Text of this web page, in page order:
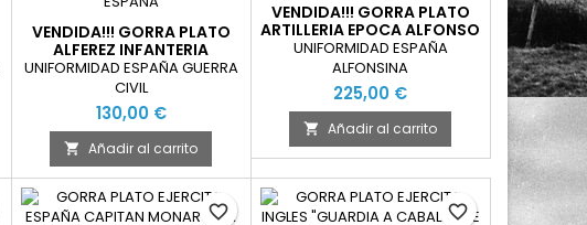
VENDIDA!!! GORRA PLATO
ALFEREZ INFANTERIA
GUERRA CIVIL ESPAÑA
UNIFORMIDAD ESPAÑA GUERRA
CIVIL
130,00 €
 Añadir al carrito
VENDIDA!!! GORRA PLATO
ARTILLERIA EPOCA ALFONSO
XIII ESPAÑA
UNIFORMIDAD ESPAÑA
ALFONSINA
225,00 €
 Añadir al carrito
favorite_border favorite_border